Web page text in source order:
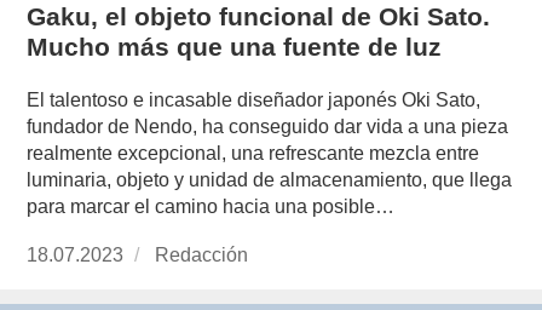
Gaku, el objeto funcional de Oki Sato.
Mucho más que una fuente de luz
El talentoso e incasable diseñador japonés Oki Sato,
fundador de Nendo, ha conseguido dar vida a una pieza
realmente excepcional, una refrescante mezcla entre
luminaria, objeto y unidad de almacenamiento, que llega
para marcar el camino hacia una posible…
Publicado
18.07.2023 https://www.experimenta.es/author/redaccion/
Redacción